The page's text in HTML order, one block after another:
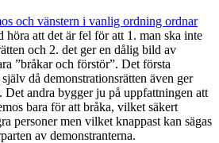
och vänstern i vanlig ordning ordnar
höra att det är fel för att 1. man ska inte
och 2. det ger en dålig bild av
”bråkar och förstör”. Det första
då demonstrationsrätten även ger
Det andra bygger ju på uppfattningen att
bara för att bråka, vilket säkert
personer men vilket knappast kan sägas
av demonstranterna.